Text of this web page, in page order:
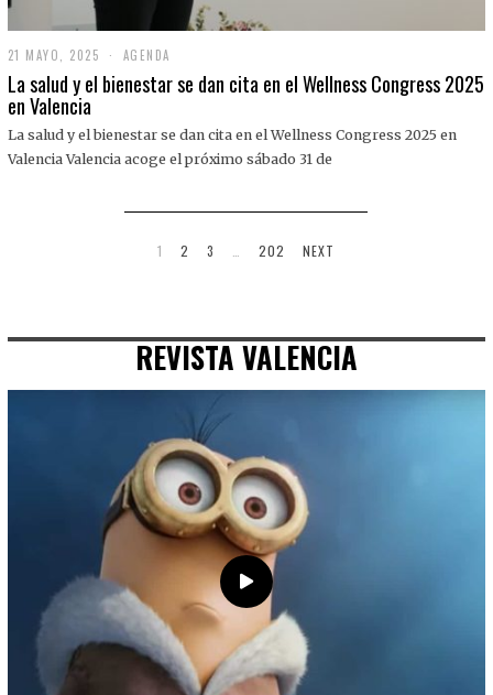
21 MAYO, 2025
1
M
O
,
AGENDA
La salud y el bienestar se dan cita en el Wellness Congress 2025
en Valencia
La salud y el bienestar se dan cita en el Wellness Congress 2025 en
Valencia Valencia acoge el próximo sábado 31 de
1 2 3 202 NEXT
REVISTA VALENCIA